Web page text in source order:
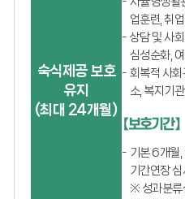
숙식제공 보호
유지
(최대 24개월)
업훈련, 취
상담 및 사
심성순화,
회복적 사
소, 복지기
【보호기간】
기본 6개월,
기간연장
※ 성과분류